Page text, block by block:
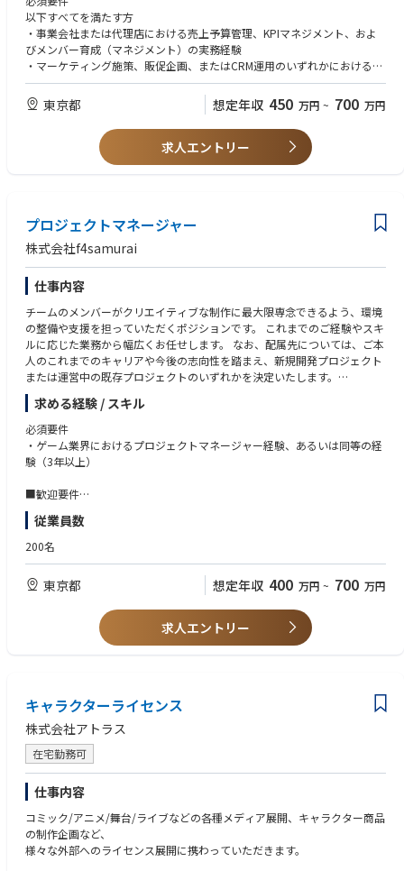
ドする役割を期待しています。
自らが描く事業構想が、セーフィーの新たな収益の柱となり、社会のセキ
ュリティの形を塗り替えるダイナミズムを体感できます。
・ドメイン・技術的なバックグラウンド以上に、「ビジネスの構想力」と
「実行力」が活きる
ドメイン・技術の深い知見よりも、「顧客の課題がなにか？市場はどう動
いているか？」「どう収益化し、どうオペレーションを回すか」というビ
ジネス設計力、そしてその構想を現実のものとする推進力とリーダーシッ
プを最重要視します。
映像DXのリーディングカンパニーという強力なアセットを背景に、大きな
裁量とスピード感を持って、新たなセキュリティ事業の創出に挑めます。
・特集やキャンペーン、新規商品プロモーションの企画・実行・効果検証
・メール、アプリ、MAツール等を活用した顧客体験（CX）向上およびCR
M施策の最適化
・チームメンバー（マーケター）の育成、目標設定、評価、業務ディレク
以下すべてを満たす方
・事業会社または代理店における売上予算管理、KPIマネジメント、およ
びメンバー育成（マネジメント）の実務経験
・マーケティング施策、販促企画、またはCRM運用のいずれかにおける主
導経験
・GA4やBIツール等を用いたデータ分析に基づき、課題抽出から施策立
案・実行・改善（PDCA）まで一気通貫で推進した経験
・自社ECサイトまたはBtoB ECサイトの運営・マーケティング経験
東京都 想定年収 450 万円 ~ 700 万円
求人エントリー
プロジェクトマネージャー
株式会社f4samurai
仕事内容
チームのメンバーがクリエイティブな制作に最大限専念できるよう、環境
の整備や支援を担っていただくポジションです。 これまでのご経験やスキ
ルに応じた業務から幅広くお任せします。 なお、配属先については、ご本
人のこれまでのキャリアや今後の志向性を踏まえ、新規開発プロジェクト
または運営中の既存プロジェクトのいずれかを決定いたします。
■制作進行・スケジュール管理
・制作スケジュールの策定、およびタスク管理ツール（チケット管理な
ど）を用いた進行管理
・社内制作ラインや協力会社の進捗状況の把握・調整
に基づく改善提案
■協力会社とのパートナーシップ構築
・新規協力会社のリサーチ・発掘、およびオリエンテーションの実施
・既存パートナー企業との定期的なコミュニケーション、稼働状況のヒア
・品質・納期・体制面における各種調整・交渉業務
■ チームサポート・環境改善
・メンバーの勤怠・体調面のケア、および適切なフォローアップ
求める経験 / スキル
必須要件
・ゲーム業界におけるプロジェクトマネージャー経験、あるいは同等の経
験（3年以上）
■歓迎要件
・プロジェクトにおいて、周囲を積極的に巻き込みながら業務を推進した
経験がある方
・対人コミュニケーションや関係各所との調整に自信をお持ちの方
従業員数
200名
東京都 想定年収 400 万円 ~ 700 万円
求人エントリー
キャラクターライセンス
株式会社アトラス
在宅勤務可
仕事内容
コミック/アニメ/舞台/ライブなどの各種メディア展開、キャラクター商品
の制作企画など、
様々な外部へのライセンス展開に携わっていただきます。